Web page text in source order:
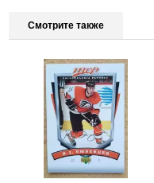
Смотрите также